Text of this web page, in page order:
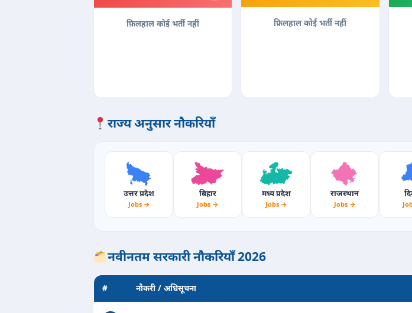
फ़िलहाल कोई भर्ती नहीं फ़िलहाल कोई भर्ती नहीं
राज्य अनुसार नौकरियाँ
उत्तर प्रदेश
Jobs →
बिहार
Jobs →
मध्य प्रदेश
Jobs →
राजस्थान
Jobs →
नवीनतम सरकारी नौकरियाँ 2026
# नौकरी / अधिसूचना